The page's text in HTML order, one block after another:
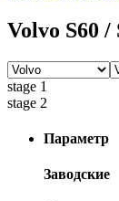
Volvo S60 /
stage 1
stage 2
Параметр
Заводские